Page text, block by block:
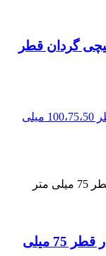
گردان قطر
چرخ بیمارستانی طوسی گردان ترمزدار قطر 75 میلی متر
چرخ بیمارستانی طوسی گردان ترمزدار قطر 75 میلی